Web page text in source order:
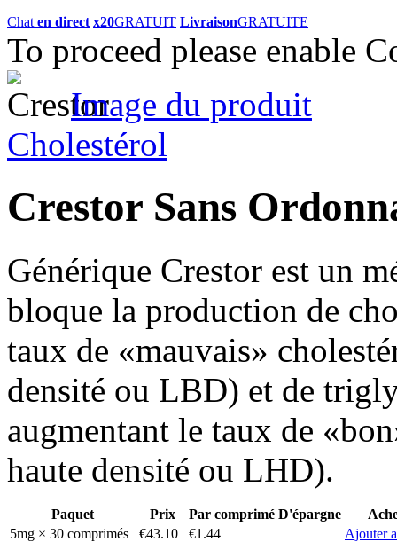
Chat en direct x20GRATUIT LivraisonGRATUITE
To proceed please enable
Image du produit
Cholestérol
Crestor Sans
Générique Crestor est un
bloque la production de
taux de «mauvais»
densité ou LBD) et de
augmentant le taux de
haute densité ou LHD).
Paquet Prix Par comprimé D'épargne
5mg × 30 comprimés
€43.10 €1.44
Ajouter